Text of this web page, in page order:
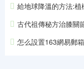
給地球降溫的方法:植樹
古代祖傳秘方治膝關
怎么設置163網易郵